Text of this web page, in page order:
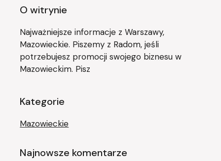
O witrynie
Najważniejsze informacje z Warszawy,
Mazowieckie. Piszemy z Radom, jeśli
potrzebujesz promocji swojego biznesu w
Mazowieckim. Pisz
Kategorie
Mazowieckie
Najnowsze komentarze